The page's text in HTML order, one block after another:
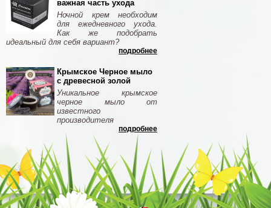
важная часть ухода
Ночной крем необходим
для ежедневного ухода.
Как же подобрать
идеальный для себя вариант?
подробнее
Крымское Черное мыло
с древесной золой
Уникальное крымское
черное мыло от
известного
производителя
подробнее